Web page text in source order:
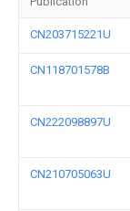
CN203715221U
CN118701578B
CN222098897U
CN210705063U